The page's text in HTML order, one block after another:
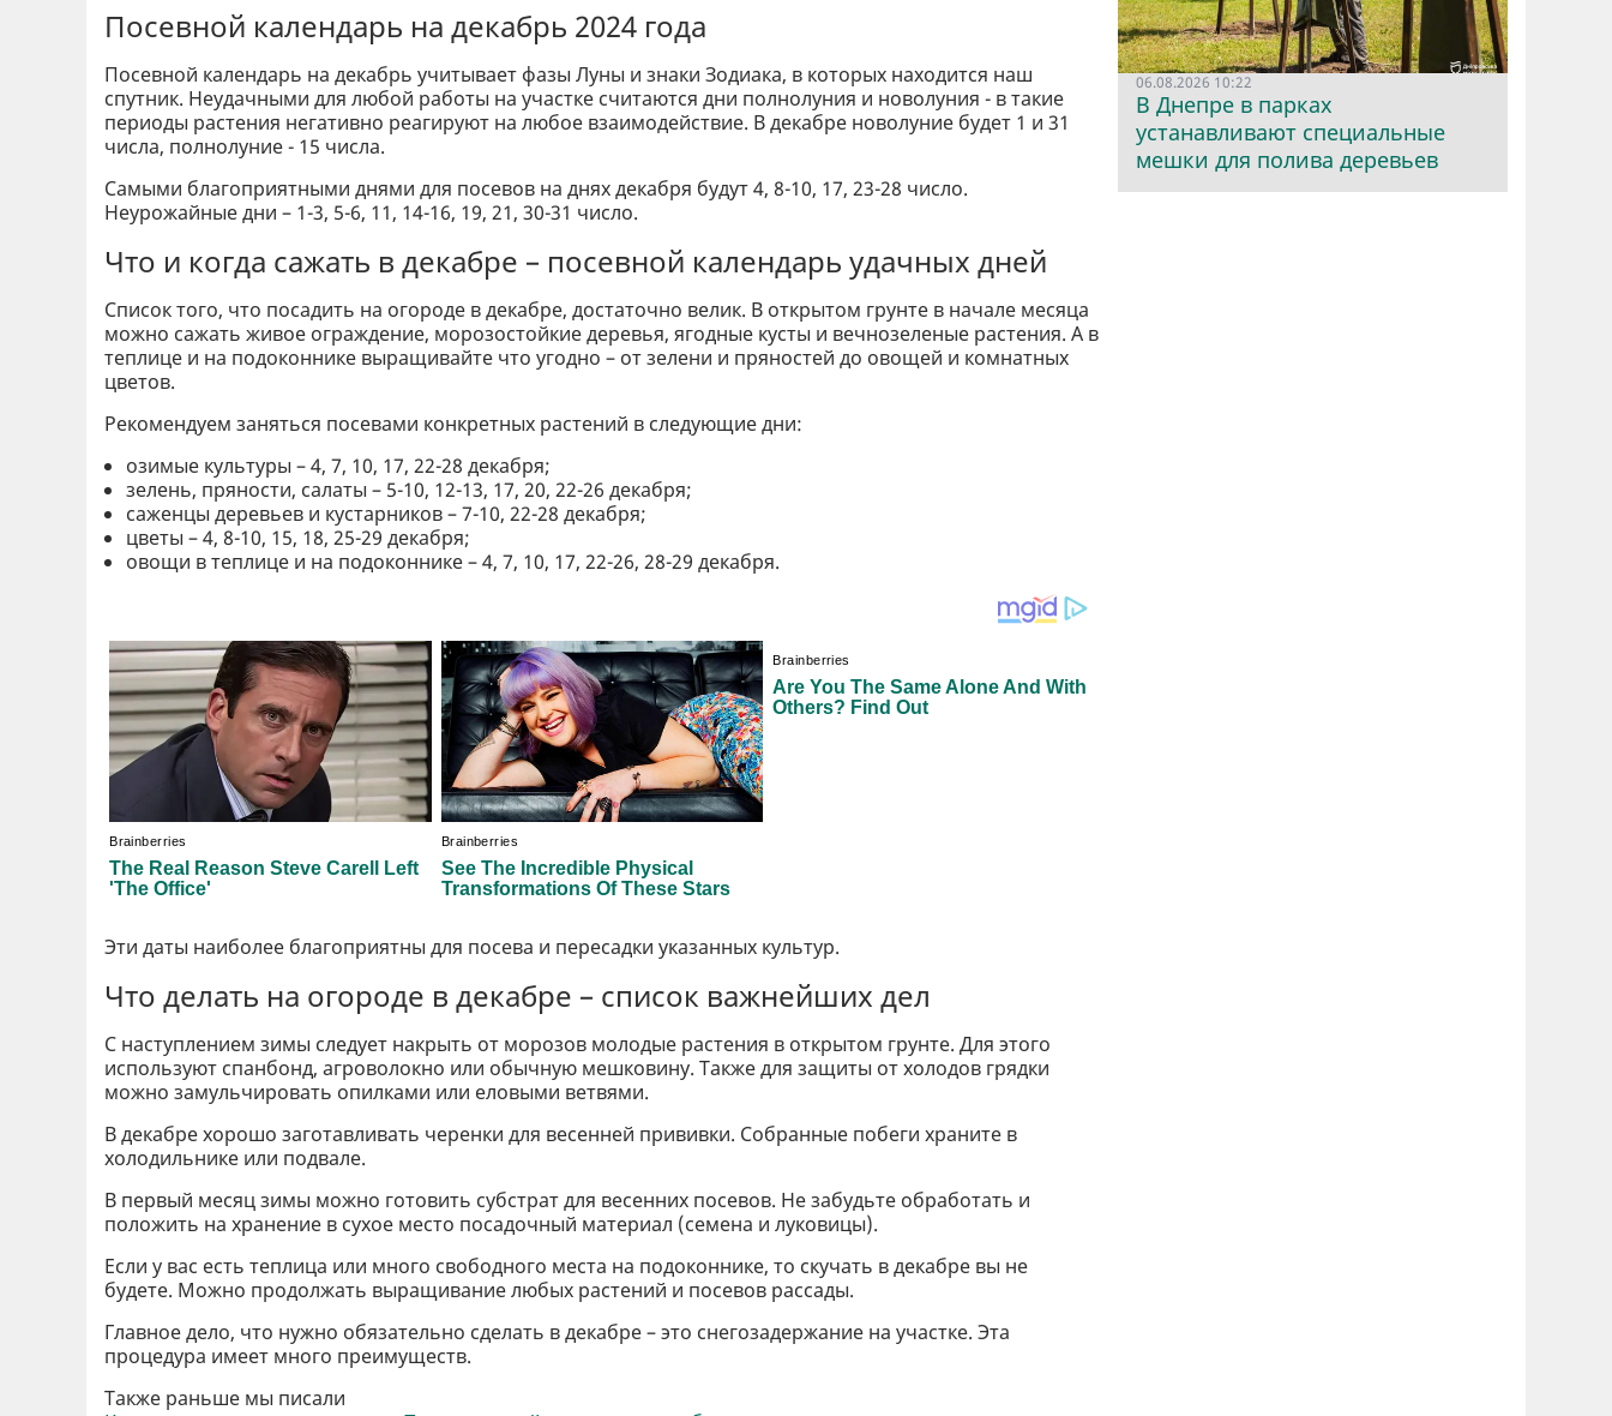
Посевной календарь на декабрь 2024 года
Посевной календарь на декабрь учитывает фазы Луны и знаки Зодиака, в которых находится наш
спутник. Неудачными для любой работы на участке считаются дни полнолуния и новолуния - в такие
периоды растения негативно реагируют на любое взаимодействие. В декабре новолуние будет 1 и 31
числа, полнолуние - 15 числа.
Самыми благоприятными днями для посевов на днях декабря будут 4, 8-10, 17, 23-28 число.
Неурожайные дни – 1-3, 5-6, 11, 14-16, 19, 21, 30-31 число.
Что и когда сажать в декабре – посевной календарь удачных дней
Список того, что посадить на огороде в декабре, достаточно велик. В открытом грунте в начале месяца
можно сажать живое ограждение, морозостойкие деревья, ягодные кусты и вечнозеленые растения. А в
теплице и на подоконнике выращивайте что угодно – от зелени и пряностей до овощей и комнатных
цветов.
Рекомендуем заняться посевами конкретных растений в следующие дни:
озимые культуры – 4, 7, 10, 17, 22-28 декабря;
зелень, пряности, салаты – 5-10, 12-13, 17, 20, 22-26 декабря;
саженцы деревьев и кустарников – 7-10, 22-28 декабря;
цветы – 4, 8-10, 15, 18, 25-29 декабря;
овощи в теплице и на подоконнике – 4, 7, 10, 17, 22-26, 28-29 декабря.
Эти даты наиболее благоприятны для посева и пересадки указанных культур.
Что делать на огороде в декабре – список важнейших дел
С наступлением зимы следует накрыть от морозов молодые растения в открытом грунте. Для этого
используют спанбонд, агроволокно или обычную мешковину. Также для защиты от холодов грядки
можно замульчировать опилками или еловыми ветвями.
В декабре хорошо заготавливать черенки для весенней прививки. Собранные побеги храните в
холодильнике или подвале.
В первый месяц зимы можно готовить субстрат для весенних посевов. Не забудьте обработать и
положить на хранение в сухое место посадочный материал (семена и луковицы).
Если у вас есть теплица или много свободного места на подоконнике, то скучать в декабре вы не
будете. Можно продолжать выращивание любых растений и посевов рассады.
Главное дело, что нужно обязательно сделать в декабре – это снегозадержание на участке. Эта
процедура имеет много преимуществ.
Также раньше мы писали
06.08.2026 10:22
В Днепре в парках
устанавливают специальные
мешки для полива деревьев